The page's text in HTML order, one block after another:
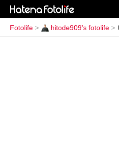
Fotolife > hitode909's fotolife >